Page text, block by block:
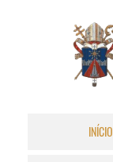
INÍCIO